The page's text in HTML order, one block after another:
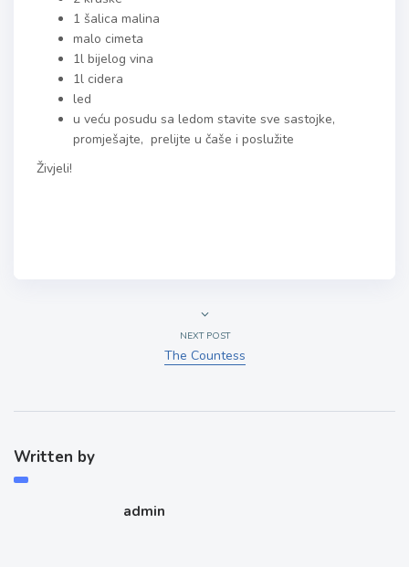
1 šalica malina
malo cimeta
1l bijelog vina
1l cidera
led
u veću posudu sa ledom stavite sve sastojke,
promješajte, prelijte u čaše i poslužite
Živjeli!
NEXT POST
The Countess
Written by
admin